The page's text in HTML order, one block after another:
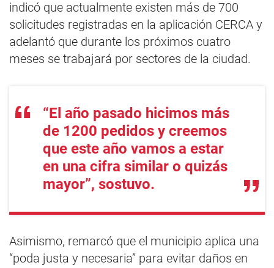
indicó que actualmente existen más de 700
solicitudes registradas en la aplicación CERCA y
adelantó que durante los próximos cuatro
meses se trabajará por sectores de la ciudad.
“El año pasado hicimos más
de 1200 pedidos y creemos
que este año vamos a estar
en una cifra similar o quizás
mayor”, sostuvo.
Asimismo, remarcó que el municipio aplica una
“poda justa y necesaria” para evitar daños en